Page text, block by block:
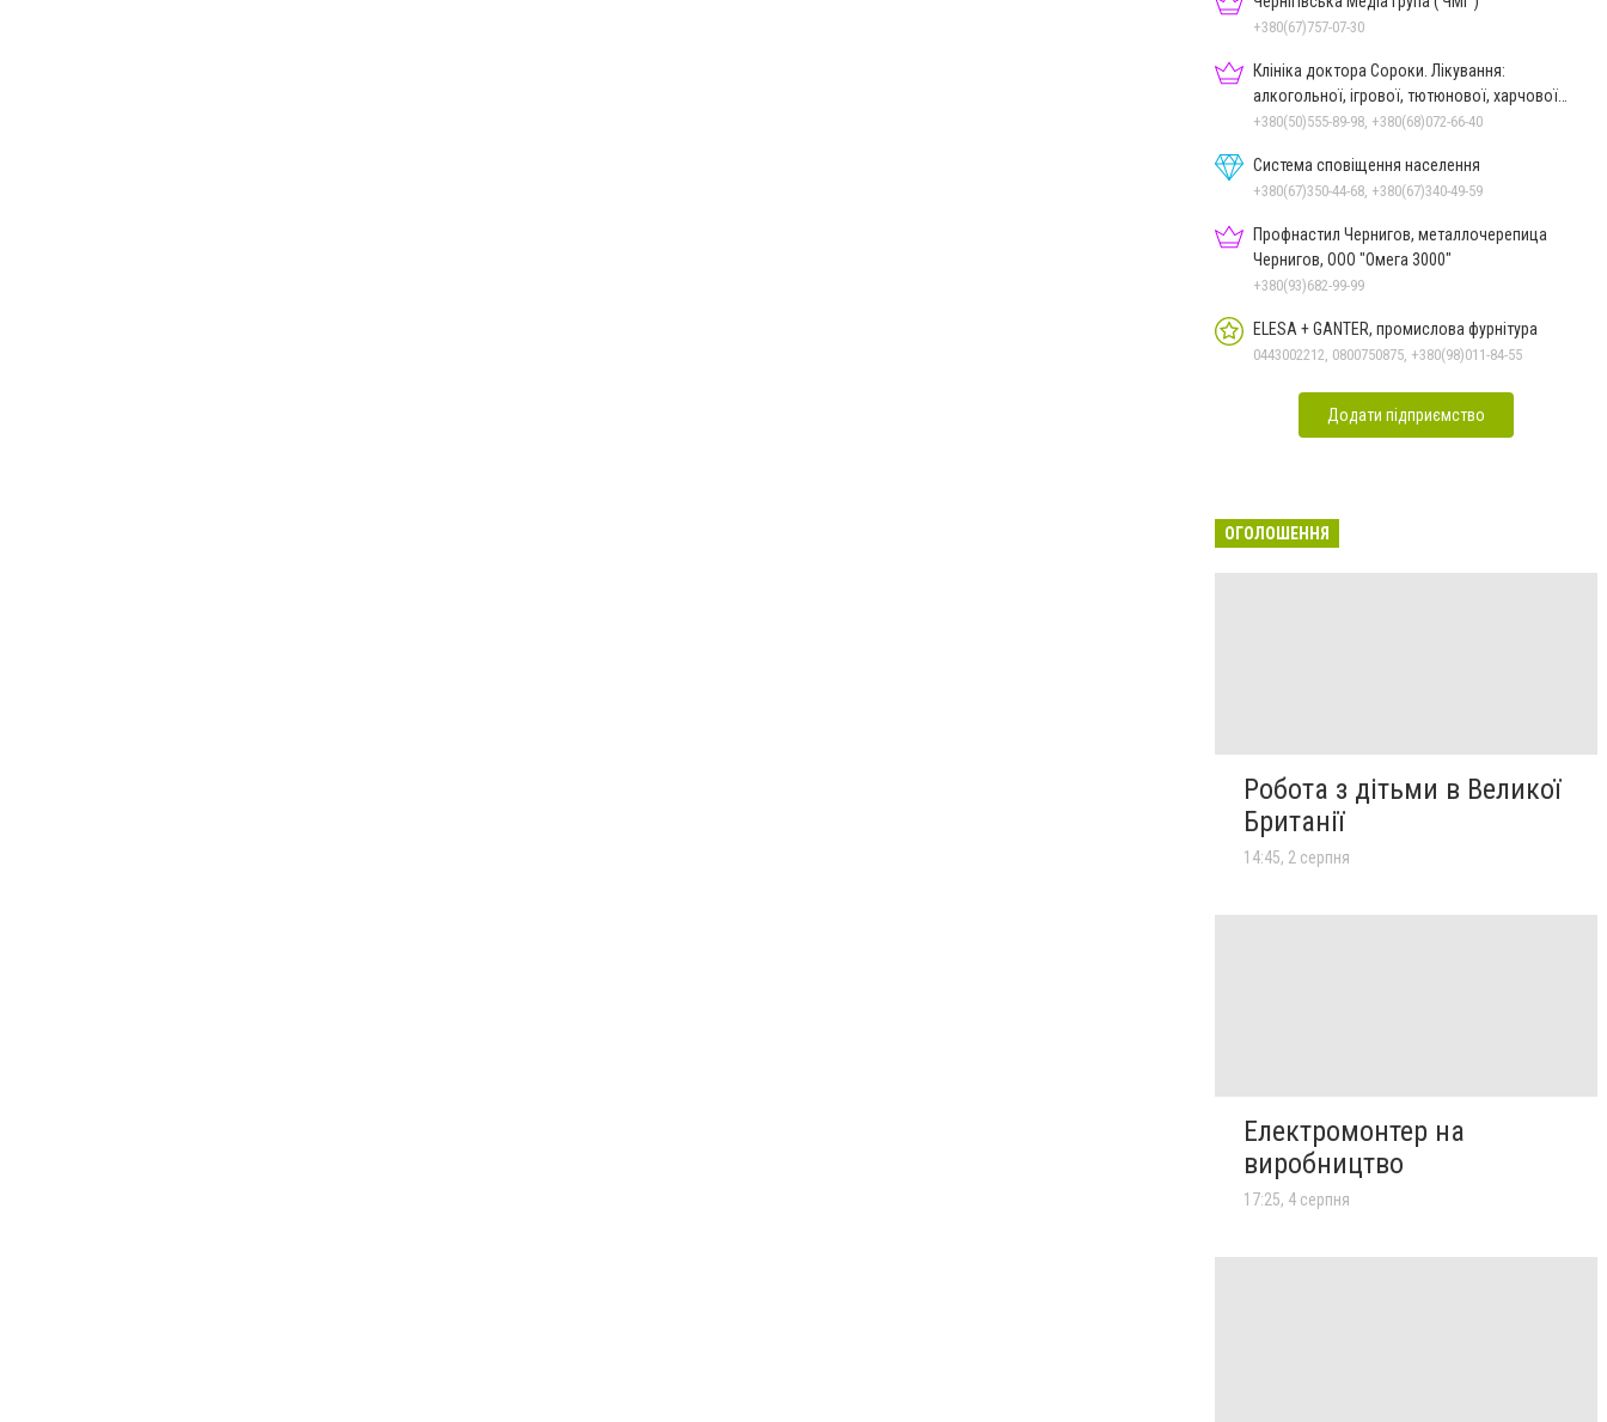
+380(67)757-07-30
Клініка доктора Сороки. Лікування:
алкогольної, ігрової, тютюнової, харчової
залежностей, неврозів т
+380(50)555-89-98, +380(68)072-66-40
Система сповіщення населення
+380(67)350-44-68, +380(67)340-49-59
Профнастил Чернигов, металлочерепица
Чернигов, ООО "Омега 3000"
+380(93)682-99-99
ELESA + GANTER, промислова фурнітура
0443002212, 0800750875, +380(98)011-84-55
Додати підприємство
ОГОЛОШЕННЯ
Робота з дітьми в Великої
Британії
14:45, 2 серпня
Електромонтер на
виробництво
17:25, 4 серпня